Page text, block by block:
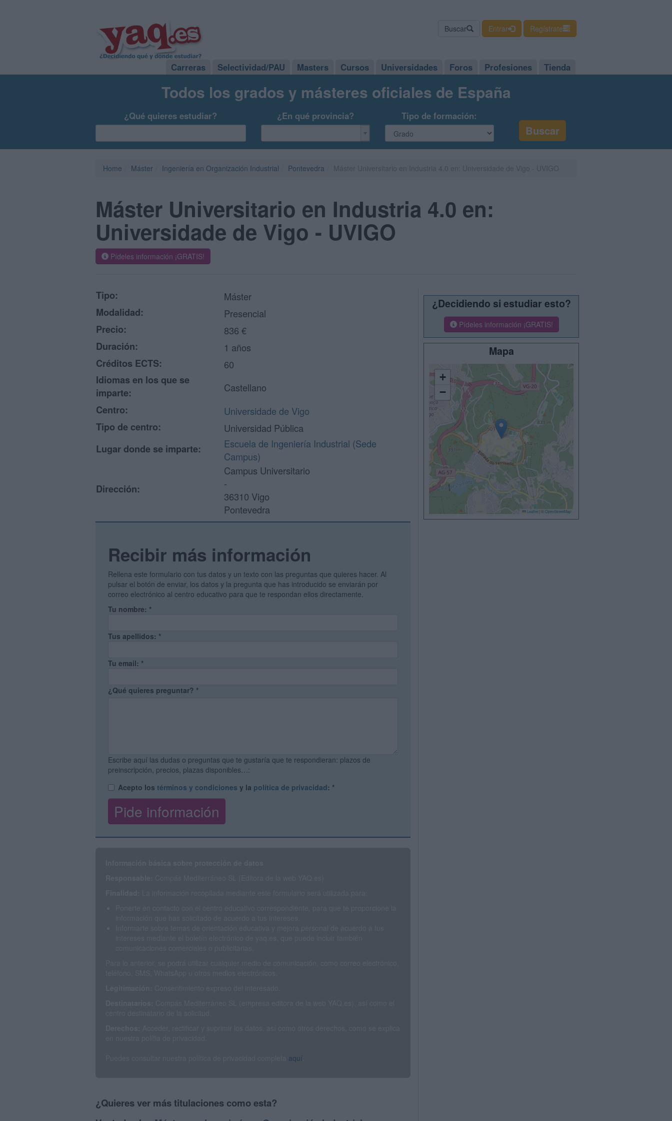
Buscar Entrar Regístrate
Carreras Selectividad/PAU Masters Cursos Universidades Foros Profesiones Tienda
Todos los grados y másteres oficiales de España
¿Qué quieres estudiar? ¿En qué provincia? Tipo de formación:
Home Máster Ingeniería en Organización Industrial Pontevedra
Máster Universitario en Industria 4.0 en:
Universidade de Vigo - UVIGO
Pídeles información ¡GRATIS!
Tipo:
Máster
Modalidad:
Presencial
Precio:
836 €
Duración:
1 años
Créditos ECTS:
60
Idiomas en los que se
imparte:
Castellano
Centro:
Universidade de Vigo
Tipo de centro:
Universidad Pública
Lugar donde se imparte:
Escuela de Ingeniería Industrial (Sede
Campus)
Dirección:
Campus Universitario
-
36310 Vigo
Pontevedra
Recibir más información
Rellena este formulario con tus datos y un texto con las preguntas que quieres hacer. Al
pulsar el botón de enviar, los datos y la pregunta que has introducido se enviarán por
correo electrónico al centro educativo para que te respondan ellos directamente.
Tu nombre: *
Tus apellidos: *
Tu email: *
¿Qué quieres preguntar? *
Escribe aquí las dudas o preguntas que te gustaría que te respondieran: plazos de
preinscripción, precios, plazas disponibles…:
Acepto los términos y condiciones y la política de privacidad: *
aquí
¿Quieres ver más titulaciones como esta?
¿Decidiendo si estudiar esto?
Pídeles información ¡GRATIS!
Mapa
+
−
Leaflet © OpenStreetMap